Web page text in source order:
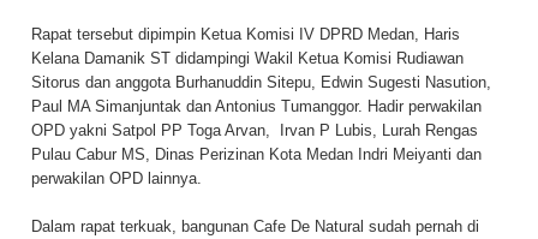
Rapat tersebut dipimpin Ketua Komisi IV DPRD Medan, Haris
Kelana Damanik ST didampingi Wakil Ketua Komisi Rudiawan
Sitorus dan anggota Burhanuddin Sitepu, Edwin Sugesti Nasution,
Paul MA Simanjuntak dan Antonius Tumanggor. Hadir perwakilan
OPD yakni Satpol PP Toga Arvan, Irvan P Lubis, Lurah Rengas
Pulau Cabur MS, Dinas Perizinan Kota Medan Indri Meiyanti dan
perwakilan OPD lainnya.
Dalam rapat terkuak, bangunan Cafe De Natural sudah pernah di